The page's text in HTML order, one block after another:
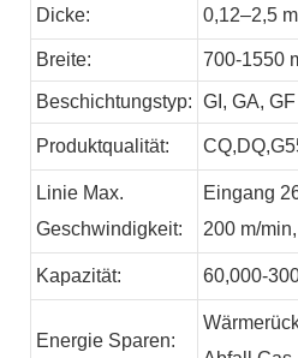
Dicke: 0,12–2,5
Breite: 700-1550
Beschichtungstyp: GI, GA, GF
Produktqualität:
Linie Max.
Geschwindigkeit:
Eingang
200 m/
Kapazität: 60,000-
Energie Sparen: